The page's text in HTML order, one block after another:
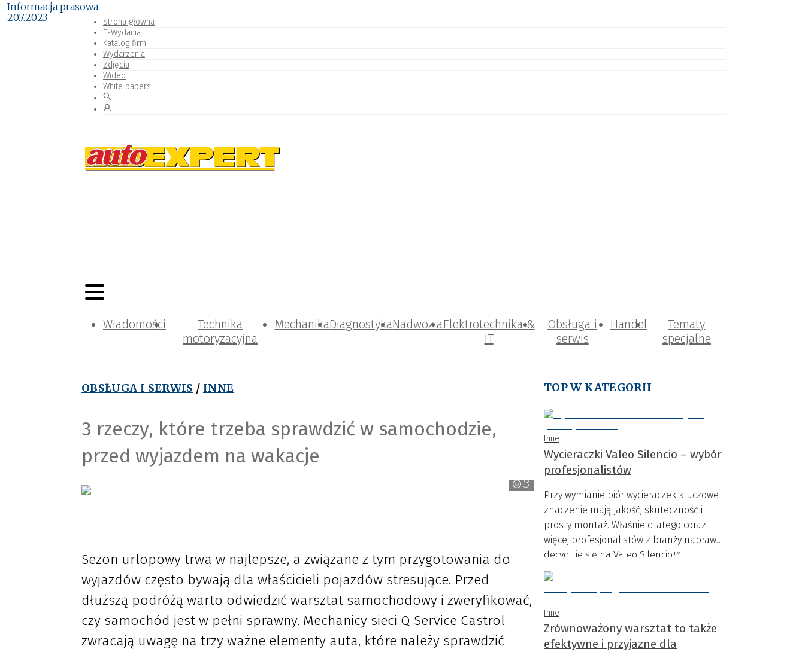
Strona główna
E-Wydania
Katalog firm
Wydarzenia
Zdjęcia
Wideo
White papers
Wiadomości
Technika
motoryzacyjna
MechanikaDiagnostykaNadwoziaElektrotechnika &
IT
Obsługa i
serwis
Handel
Tematy
specjalne
OBSŁUGA I SERWIS / INNE
3 rzeczy, które trzeba sprawdzić w samochodzie,
przed wyjazdem na wakacje
Castrol
Informacja prasowa
20.7.2023
Sezon urlopowy trwa w najlepsze, a związane z tym przygotowania do
wyjazdów często bywają dla właścicieli pojazdów stresujące. Przed
dłuższą podróżą warto odwiedzić warsztat samochodowy i zweryfikować,
czy samochód jest w pełni sprawny. Mechanicy sieci Q Service Castrol
zwracają uwagę na trzy ważne elementy auta, które należy sprawdzić
TOP W KATEGORII
Inne
Wycieraczki Valeo Silencio – wybór
profesjonalistów
Przy wymianie piór wycieraczek kluczowe
znaczenie mają jakość, skuteczność i
prosty montaż. Właśnie dlatego coraz
więcej profesjonalistów z branży napraw
decyduje się na Valeo Silencio™.
Inne
Zrównoważony warsztat to także
efektywne i przyjazne dla